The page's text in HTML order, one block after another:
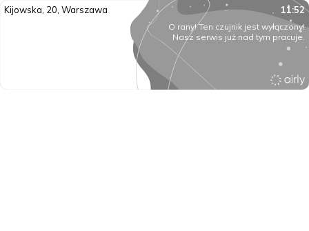
Kijowska, 20, Warszawa 11:52
O rany! Ten czujnik jest wyłączony!
Nasz serwis już nad tym pracuje.